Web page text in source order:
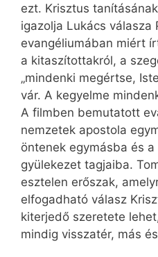
ezt. Krisztus
igazolja Lukács válasza
evangéliumában miért
a kitaszítottakról, a
„mindenki megértse,
vár. A kegyelme
A filmben bemutatott
nemzetek apostola
öntenek egymásba és
gyülekezet tagjaiba.
esztelen erőszak,
elfogadható válasz
kiterjedő szeretete
mindig visszatér, más